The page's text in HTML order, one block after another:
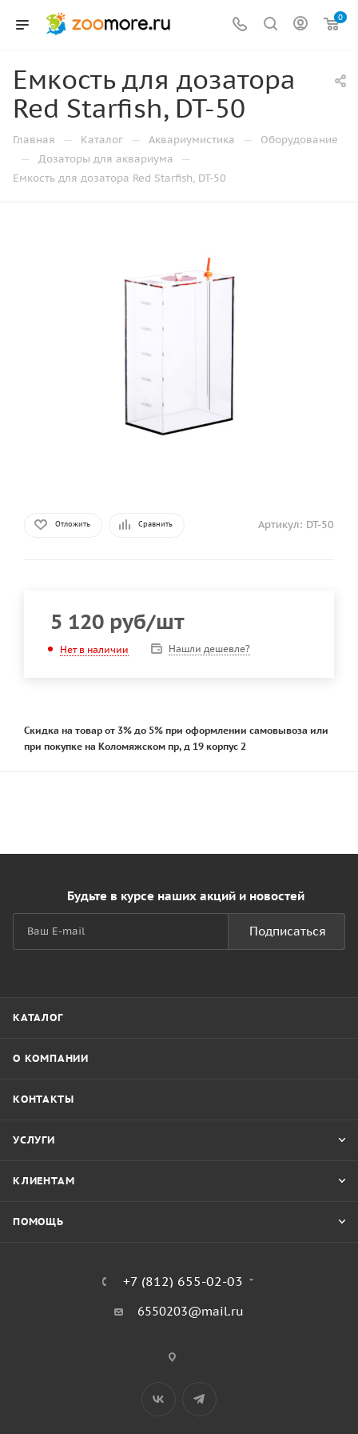
0
Емкость для дозатора
Red Starfish, DT-50
Главная — Каталог — Аквариумистика — Оборудование
— Дозаторы для аквариума —
Емкость для дозатора Red Starfish, DT-50
Отложить Сравнить Артикул: DT-50
5 120 руб/шт
Нет в наличии Нашли дешевле?
Скидка на товар от 3% до 5% при оформлении самовывоза или
при покупке на Коломяжском пр, д 19 корпус 2
Будьте в курсе наших акций и новостей
Подписаться
КАТАЛОГ
О КОМПАНИИ
КОНТАКТЫ
УСЛУГИ
КЛИЕНТАМ
ПОМОЩЬ
+7 (812) 655-02-03
6550203@mail.ru